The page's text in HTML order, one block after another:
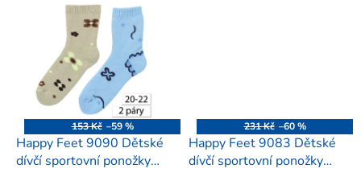
153 Kč –59 %
Happy Feet 9090 Dětské
dívčí sportovní ponožky
231 Kč –60 %
Happy Feet 9083 Dětské
dívčí sportovní ponožky